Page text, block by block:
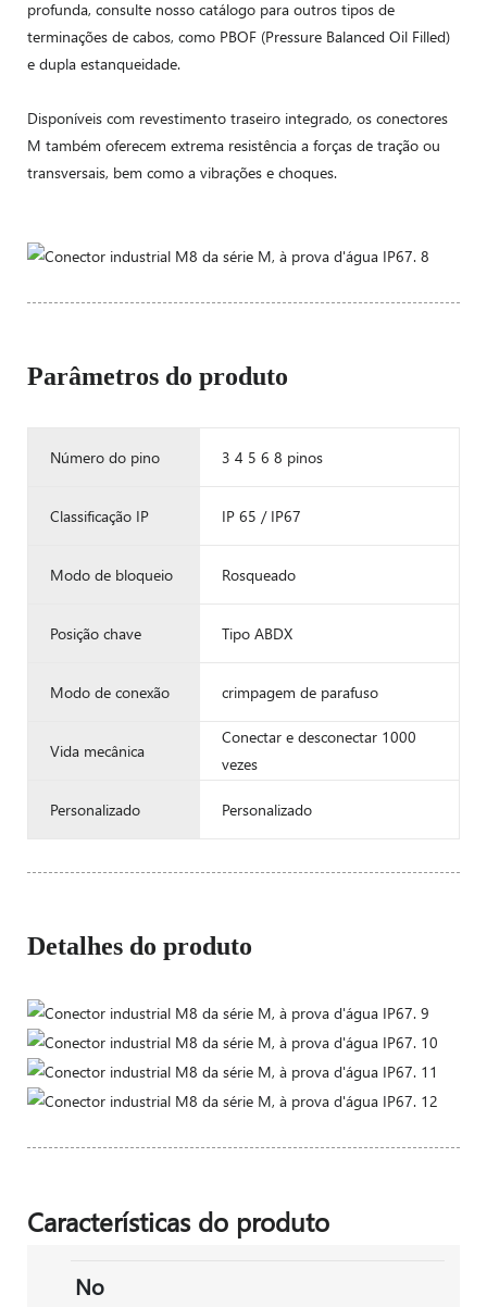
profunda, consulte nosso catálogo para outros tipos de
terminações de cabos, como PBOF (Pressure Balanced Oil Filled)
e dupla estanqueidade.
Disponíveis com revestimento traseiro integrado, os conectores
M também oferecem extrema resistência a forças de tração ou
transversais, bem como a vibrações e choques.
Parâmetros do produto
Número do pino 3 4 5 6 8 pinos
Classificação IP IP 65 / IP67
Modo de bloqueio Rosqueado
Posição chave Tipo ABDX
Modo de conexão crimpagem de parafuso
Vida mecânica
Conectar e desconectar 1000
vezes
Personalizado Personalizado
Detalhes do produto
Características do produto
No